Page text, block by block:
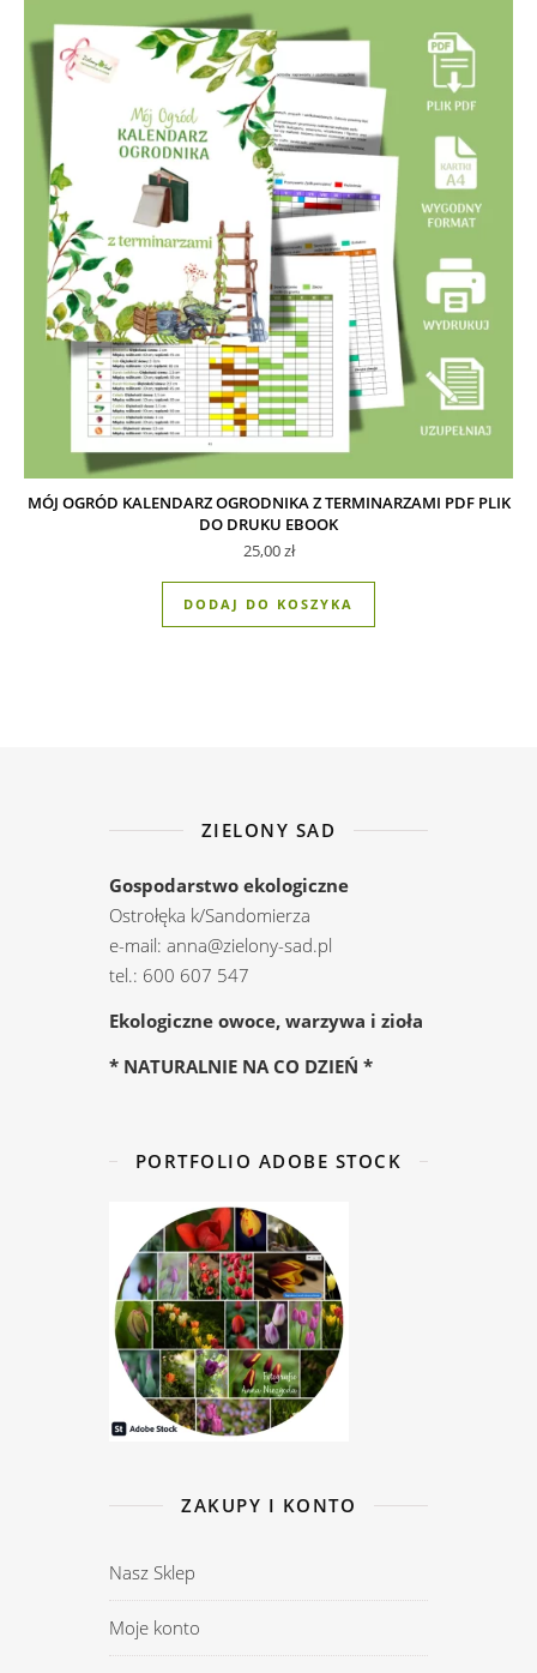
MÓJ OGRÓD KALENDARZ OGRODNIKA Z TERMINARZAMI PDF PLIK
DO DRUKU EBOOK
25,00zł
DODAJ DO KOSZYKA
ZIELONY SAD
Gospodarstwo ekologiczne
Ostrołęka k/Sandomierza
e-mail: anna@zielony-sad.pl
tel.: 600 607 547
Ekologiczne owoce, warzywa i zioła
* NATURALNIE NA CO DZIEŃ *
PORTFOLIO ADOBE STOCK
ZAKUPY I KONTO
Nasz Sklep
Moje konto